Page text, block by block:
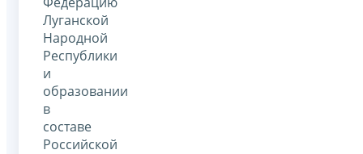
Луганской
Народной
Республики
и
образовании
в
составе
Российской